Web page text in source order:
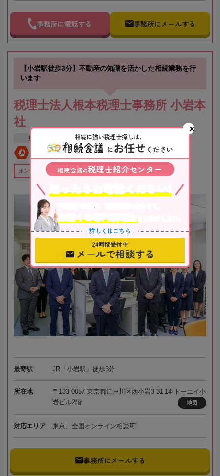
事務所に電話する 事務所にメールする
【小岩駅徒歩3分】不動産の知識を活かした相続業務を行
います
税理士法人根本税理士事務所 小岩本
社
東京都 江戸川区
全国対応 初回相談無料
オンライン相談可 全国出張対応可 在籍数10名以上
最寄駅 JR「小岩駅」徒歩3分
所在地
〒133-0057 東京都江戸川区西小岩3-31-14 トーエイ小
岩ビル2階
地図
対応エリア 東京、全国オンライン相談可
事務所にメールする
相続に強い税理士探しは、
にお任せ ください
相続会議の税理士紹介センター
不動産や株式等、相続資産に合わせて、
お近くの専門税理士 をご紹介します。
詳しくはこちら
24時間受付中
メールで相談する